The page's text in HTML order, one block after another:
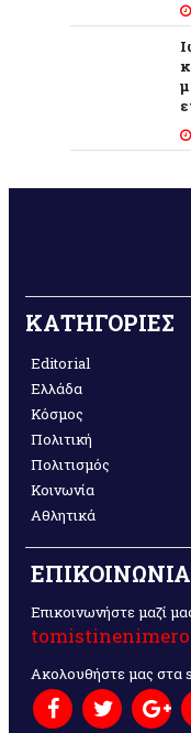
ΚΑΤΗΓΟΡΙΕΣ
Editorial
Ελλάδα
Κόσμος
Πολιτική
Πολιτισμός
Κοινωνία
Αθλητικά
ΕΠΙΚΟΙΝΩΝΙΑ
Επικοινωνήστε μαζί
Ακολουθήστε μας στα